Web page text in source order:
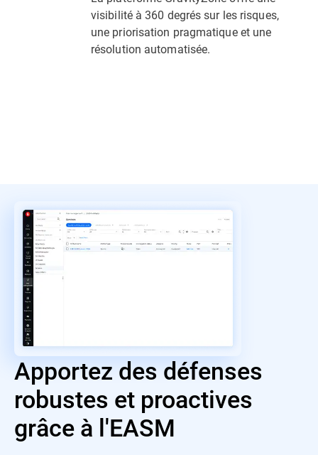
visibilité à 360 degrés sur les risques,
une priorisation pragmatique et une
résolution automatisée.
Apportez des défenses
robustes et proactives
grâce à l'EASM